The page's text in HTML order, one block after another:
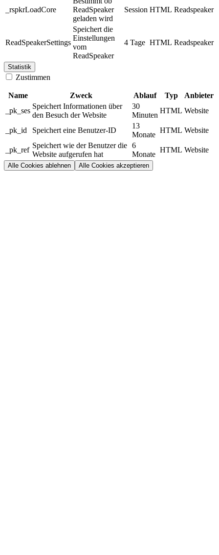
_rspkrLoadCore
ReadSpeaker
geladen wird
Session HTML Readspeaker
ReadSpeakerSettings
Speichert die
Einstellungen
vom
ReadSpeaker
4 Tage HTML Readspeaker
Statistik
Zustimmen
Name Zweck Ablauf Typ
Anbieter
_pk_ses
Speichert Informationen über
den Besuch der Website
30
Minuten
HTML Website
_pk_id Speichert eine Benutzer-ID
13
Monate
HTML Website
_pk_ref
Speichert wie der Benutzer die
Website aufgerufen hat
6
Monate
HTML Website
Alle Cookies ablehnen Alle Cookies akzeptieren